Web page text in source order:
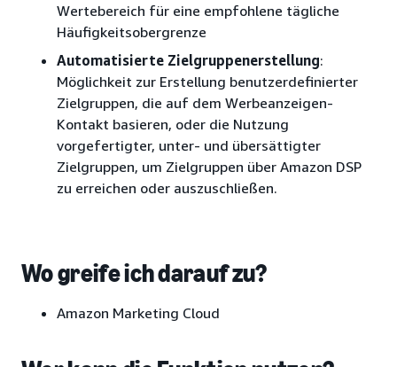
Wertebereich für eine empfohlene tägliche
Häufigkeitsobergrenze
Automatisierte Zielgruppenerstellung:
Möglichkeit zur Erstellung benutzerdefinierter
Zielgruppen, die auf dem Werbeanzeigen-
Kontakt basieren, oder die Nutzung
vorgefertigter, unter- und übersättigter
Zielgruppen, um Zielgruppen über Amazon DSP
zu erreichen oder auszuschließen.
Wo greife ich darauf zu?
Amazon Marketing Cloud